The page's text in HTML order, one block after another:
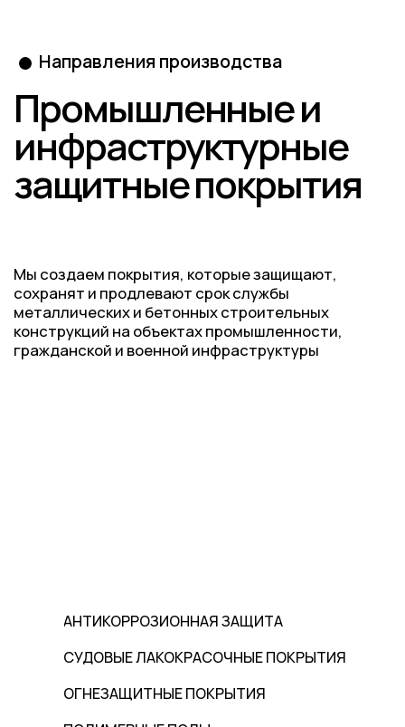
АНТИКОРРОЗИОННАЯ ЗАЩИТА
СУДОВЫЕ ЛАКОКРАСОЧНЫЕ ПОКРЫТИЯ
ОГНЕЗАЩИТНЫЕ ПОКРЫТИЯ